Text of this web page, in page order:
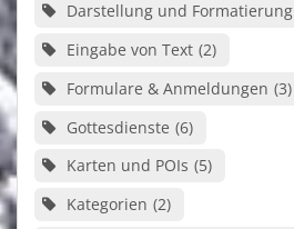
Darstellung und Formatierung
Eingabe von Text 2
Formulare & Anmeldungen 3
Gottesdienste 6
Karten und POIs 5
Kategorien 2